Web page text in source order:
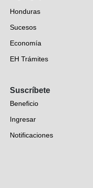
Honduras
Sucesos
Economía
EH Trámites
EH Verifica
Fotogalerías
Deportes
Videos
Suscríbete
Beneficio
Ingresar
Notificaciones